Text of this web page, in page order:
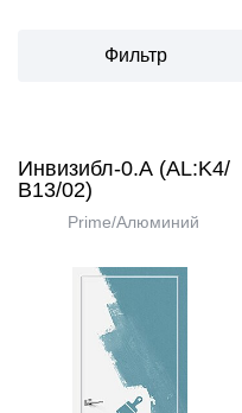
Фильтр
Инвизибл-0.А (AL:K4/
В13/02)
Prime/Алюминий